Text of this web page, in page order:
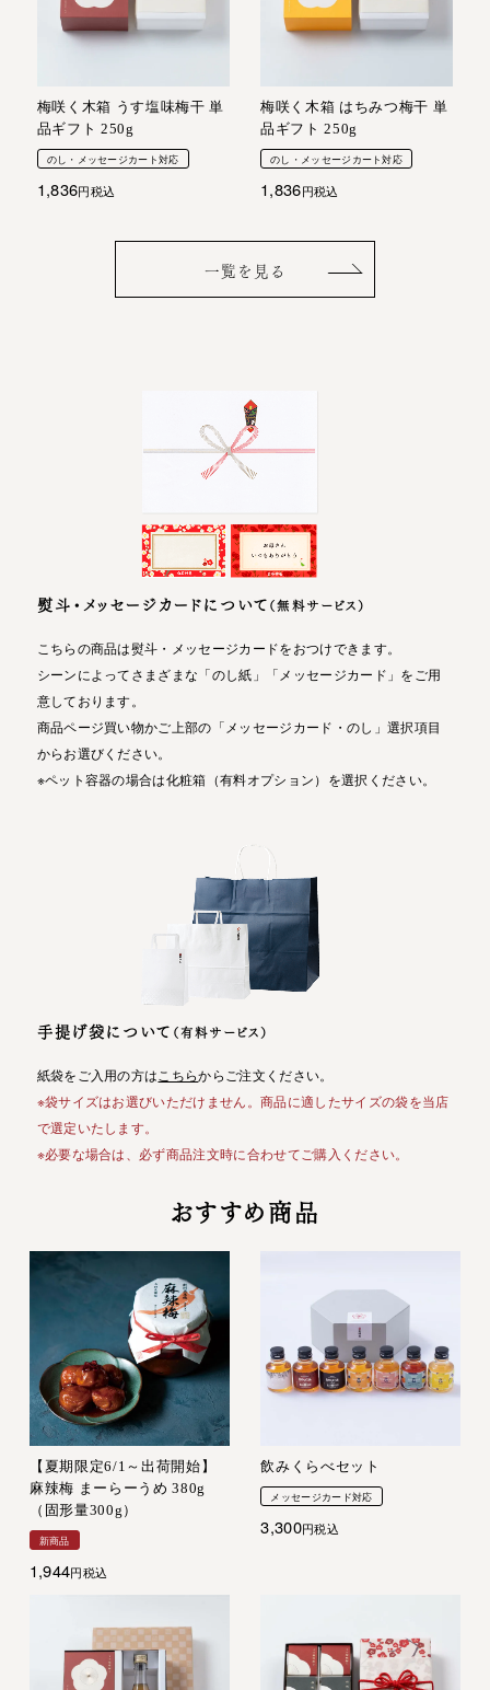
梅咲く木箱 うす塩味梅干 単
品ギフト 250g
のし・メッセージカート対応
1,836 税込
梅咲く木箱 はちみつ梅干 単
品ギフト 250g
のし・メッセージカート対応
1,836 税込
一覧を見る
熨斗・メッセージカードについて （無料サービス）
こちらの商品は熨斗・メッセージカードをおつけできます。
シーンによってさまざまな「のし紙」「メッセージカード」をご用
意しております。
商品ページ買い物かご上部の「メッセージカード・のし」選択項目
からお選びください。
※ペット容器の場合は化粧箱（有料オプション）を選択ください。
手提げ袋について （有料サービス）
紙袋をご入用の方は こちらからご注文ください。
※袋サイズはお選びいただけません。商品に適したサイズの袋を当店
で選定いたします。
※必要な場合は、必ず商品注文時に合わせてご購入ください。
おすすめ商品
【夏期限定6/1～出荷開始】
麻辣梅 まーらーうめ 380g
（固形量300g）
新商品
1,944 税込
飲みくらべセット
メッセージカード対応
3,300 税込